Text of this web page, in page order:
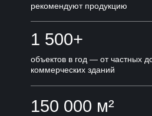
рекомендуют продукцию
1 500+
объектов в год — от частных
коммерческих зданий
150 000 м²